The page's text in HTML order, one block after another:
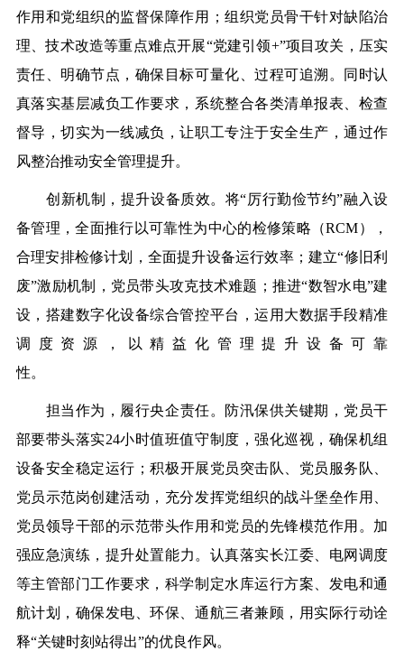
作用和党组织的监督保障作用 ；组织党 员骨干针对缺陷治
理、技术改造等重点难点开展“党建引领+”项目攻关，压实
责任、明确节点，确保目标可量化、过程可追溯。同时认
真落实基层减负工作要求，系统整合各类清单报表、检查
督导，切实为一线减负，让职工专注于安全生产 ，通过作
风整治推动安全管理提升。
创 新机制，提升设备质效。将“厉行勤俭节约”融入设
备管理，全面推行以可靠性为中心的检修策略（RCM），
合理安排检修计划，全面提升设备运行效率；建立“修旧利
废”激励机制， 党 员带头攻克技术难题；推进“数智水电”建
设，搭建数字化设备综合管控平台，运用大数据手段精准
调度资源，以精益化管理提升设备可靠
性。
担当作为，履行央企责任。防汛保供关键期， 党 员干
部要带头落实24小时值班值守制度，强化巡视，确保机组
设备安全稳定运行； 积极开展党员突击队、党员服务队、
党员示范岗创建活动，充分发挥党组织的战斗堡垒作用、
党员领导干部的示范带头作用和党员的先锋模范作用。 加
强应急演练，提升处置能力。认真落实长江委 、电网调度
等主管部门工作要求，科学制定水库运行方案、发电和通
航计划，确保发电、环保、通航三者兼顾，用实际行动诠
释“关键时刻站得出”的优良作风。